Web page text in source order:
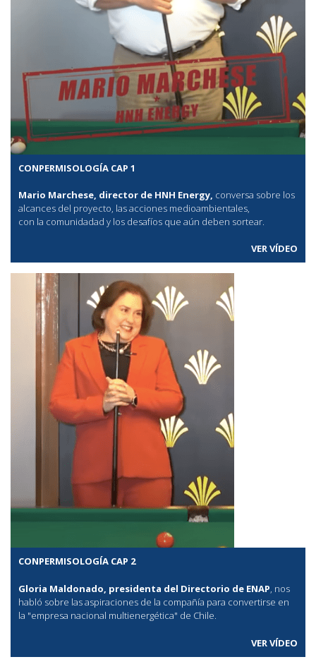
CONPERMISOLOGÍA CAP 1
Mario Marchese, director de HNH Energy, conversa sobre los
alcances del proyecto, las acciones medioambientales,
con la comunidadad y los desafíos que aún deben sortear.
VER VÍDEO
CONPERMISOLOGÍA CAP 2
Gloria Maldonado, presidenta del Directorio de ENAP , nos
habló sobre las aspiraciones de la compañía para convertirse en
la "empresa nacional multienergética" de Chile.
VER VÍDEO